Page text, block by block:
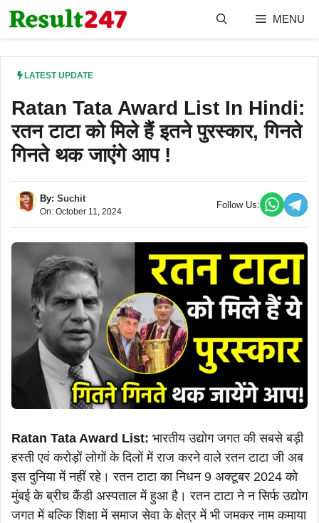
Skip
to
MENU
LATEST UPDATE
Ratan Tata Award List In Hindi:
रतन टाटा को मिले हैं इतने पुरस्कार, गिनते
गिनते थक जाएंगे आप !
By: Suchit
On: October 11, 2024
Follow Us:
Ratan Tata Award List: भारतीय उद्योग जगत की सबसे बड़ी
हस्ती एवं करोड़ों लोगों के दिलों में राज करने वाले रतन टाटा जी अब
इस दुनिया में नहीं रहे। रतन टाटा का निधन 9 अक्टूबर 2024 को
मुंबई के ब्रीच कैंडी अस्पताल में हुआ है। रतन टाटा ने न सिर्फ उद्योग
जगत में बल्कि शिक्षा में समाज सेवा के क्षेत्र में भी जमकर नाम कमाया